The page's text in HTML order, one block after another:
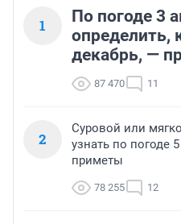
1
По погоде 3
определить,
декабрь, —
87 470 11
2
Суровой или
узнать по погоде
приметы
78 255 12